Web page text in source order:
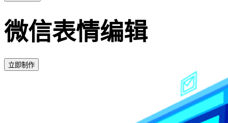
微信表情编辑
立即制作